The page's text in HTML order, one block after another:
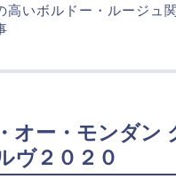
高いボルドー・ルージュ
オー・モンダン
ヴ２０２０